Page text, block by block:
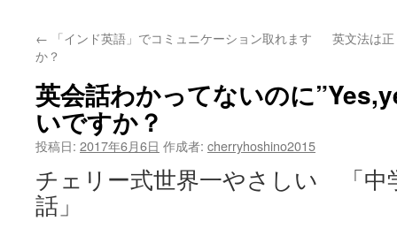
プ← 「インド英語」でコミュニケーション取れます
か？
英文法は
英会話わかってないのに
いですか？
投稿日: 2017年6月6日 作成者: cherryhoshino2015
チェリー式世界一やさしい 「中
話」